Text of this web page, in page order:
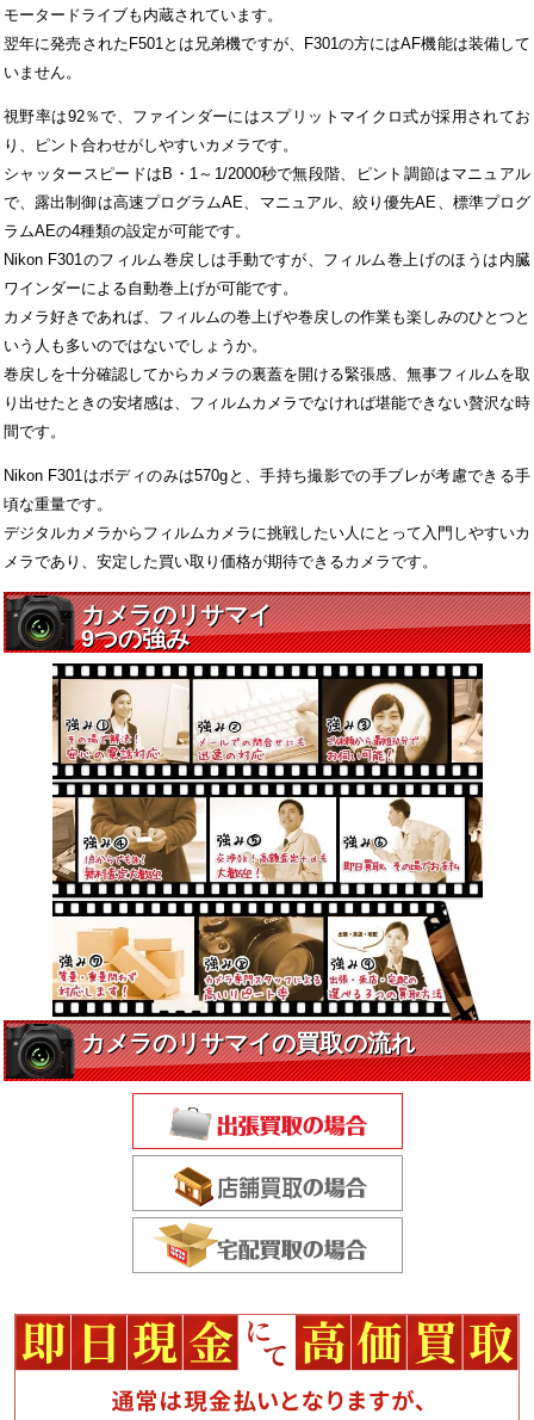
モータードライブも内蔵されています。
翌年に発売されたF501とは兄弟機ですが、F301の方にはAF機能は装備して
いません。
視野率は92％で、ファインダーにはスプリットマイクロ式が採用されてお
り、ピント合わせがしやすいカメラです。
シャッタースピードはB・1～1/2000秒で無段階、ピント調節はマニュアル
で、露出制御は高速プログラムAE、マニュアル、絞り優先AE、標準プログ
ラムAEの4種類の設定が可能です。
Nikon F301のフィルム巻戻しは手動ですが、フィルム巻上げのほうは内臓
ワインダーによる自動巻上げが可能です。
カメラ好きであれば、フィルムの巻上げや巻戻しの作業も楽しみのひとつと
いう人も多いのではないでしょうか。
巻戻しを十分確認してからカメラの裏蓋を開ける緊張感、無事フィルムを取
り出せたときの安堵感は、フィルムカメラでなければ堪能できない贅沢な時
間です。
Nikon F301はボディのみは570gと、手持ち撮影での手ブレが考慮できる手
頃な重量です。
デジタルカメラからフィルムカメラに挑戦したい人にとって入門しやすいカ
メラであり、安定した買い取り価格が期待できるカメラです。